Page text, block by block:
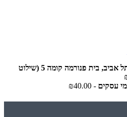
איסוף עצמי - בן צבי 84 תל אביב, בית פנורמה קומה 5 (שילוט
- ₪40.00